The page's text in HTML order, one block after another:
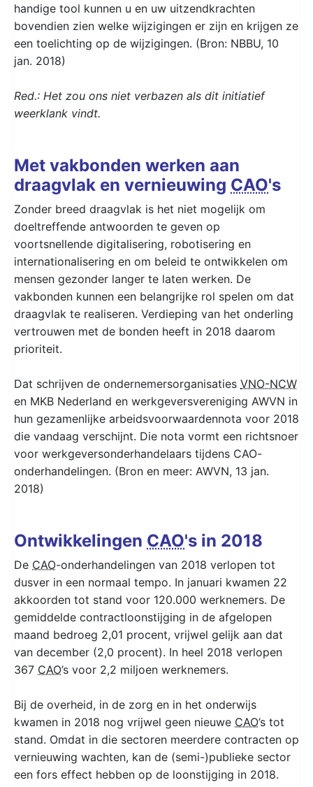
handige tool kunnen u en uw uitzendkrachten
bovendien zien welke wijzigingen er zijn en krijgen ze
een toelichting op de wijzigingen. (Bron: NBBU, 10
jan. 2018)
Red.: Het zou ons niet verbazen als dit initiatief
weerklank vindt.
Met vakbonden werken aan
draagvlak en vernieuwing CAO's
Zonder breed draagvlak is het niet mogelijk om
doeltreffende antwoorden te geven op
voortsnellende digitalisering, robotisering en
internationalisering en om beleid te ontwikkelen om
mensen gezonder langer te laten werken. De
vakbonden kunnen een belangrijke rol spelen om dat
draagvlak te realiseren. Verdieping van het onderling
vertrouwen met de bonden heeft in 2018 daarom
prioriteit.
Dat schrijven de ondernemersorganisaties VNO-NCW
en MKB Nederland en werkgeversvereniging AWVN in
hun gezamenlijke arbeidsvoorwaardennota voor 2018
die vandaag verschijnt. Die nota vormt een richtsnoer
voor werkgeversonderhandelaars tijdens CAO-
onderhandelingen. (Bron en meer: AWVN, 13 jan.
2018)
Ontwikkelingen CAO's in 2018
De CAO-onderhandelingen van 2018 verlopen tot
dusver in een normaal tempo. In januari kwamen 22
akkoorden tot stand voor 120.000 werknemers. De
gemiddelde contractloonstijging in de afgelopen
maand bedroeg 2,01 procent, vrijwel gelijk aan dat
van december (2,0 procent). In heel 2018 verlopen
367 CAO’s voor 2,2 miljoen werknemers.
Bij de overheid, in de zorg en in het onderwijs
kwamen in 2018 nog vrijwel geen nieuwe CAO’s tot
stand. Omdat in die sectoren meerdere contracten op
vernieuwing wachten, kan de (semi-)publieke sector
een fors effect hebben op de loonstijging in 2018.